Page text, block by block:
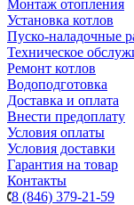
Монтаж отопления
Установка котлов
Пуско-наладочные
Техническое
Ремонт котлов
Водоподготовка
Доставка и оплата
Внести предоплату
Условия оплаты
Условия доставки
Гарантия на товар
Контакты
8 (846) 379-21-59